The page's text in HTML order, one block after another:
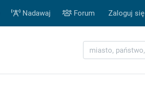
Nadawaj Forum Zaloguj się